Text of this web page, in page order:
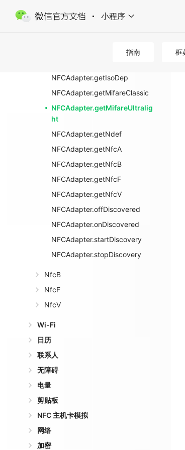
小程序
指南 框
MifareUltralight
NFCAdapter.getIsoDep
NFCAdapter.getMifareClassic
NFCAdapter.getMifareUltralig
ht
NFCAdapter.getNdef
NFCAdapter.getNfcA
NFCAdapter.getNfcB
NFCAdapter.getNfcF
NFCAdapter.getNfcV
NFCAdapter.offDiscovered
NFCAdapter.onDiscovered
NFCAdapter.startDiscovery
NFCAdapter.stopDiscovery
NfcB
NfcF
NfcV
Wi-Fi
日历
联系人
无障碍
电量
剪贴板
NFC 主机卡模拟
网络
加密